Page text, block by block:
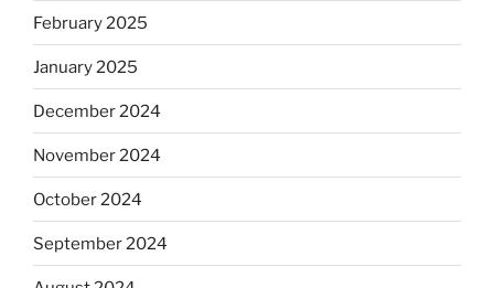
February 2025
January 2025
December 2024
November 2024
October 2024
September 2024